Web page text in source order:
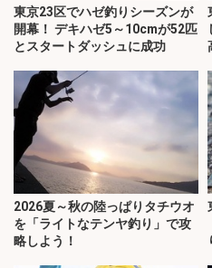
東京23区でハゼ釣りシーズンが
開幕！ デキハゼ5～10cmが52匹
とスタートダッシュに成功
2026夏～秋の陸っぱりタチウオ
を「ライトなテンヤ釣り」で攻
略しよう！